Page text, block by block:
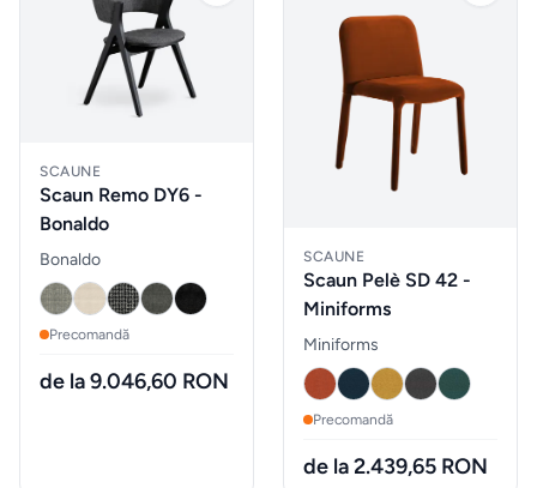
Gadgeturi
de
bucătărie
apa
Cutii
SCAUNE
Scaun Remo DY6 -
Bonaldo
Bonaldo
Precomandă
de la 9.046,60 RON
SCAUNE
Scaun Pelè SD 42 -
Miniforms
Miniforms
Precomandă
de la 2.439,65 RON